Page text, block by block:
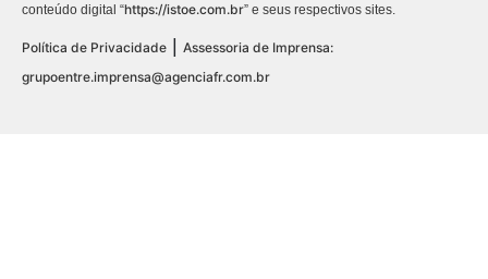
conteúdo digital “https://istoe.com.br” e seus respectivos sites.
Política de Privacidade
Assessoria de Imprensa:
grupoentre.imprensa@agenciafr.com.br